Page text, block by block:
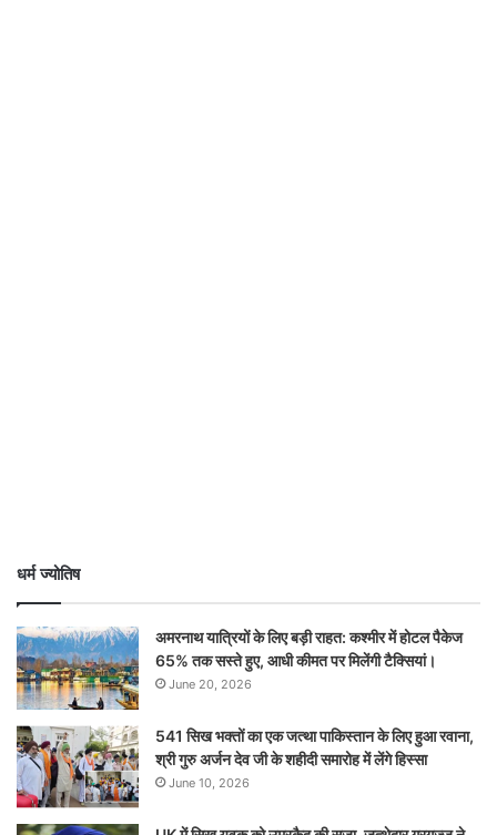
धर्म ज्योतिष
अमरनाथ यात्रियों के लिए बड़ी राहत: कश्मीर में होटल पैकेज
65% तक सस्ते हुए, आधी कीमत पर मिलेंगी टैक्सियां।
June 20, 2026
541 सिख भक्तों का एक जत्था पाकिस्तान के लिए हुआ रवाना,
श्री गुरु अर्जन देव जी के शहीदी समारोह में लेंगे हिस्सा
June 10, 2026